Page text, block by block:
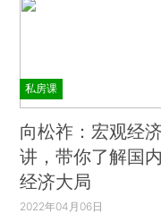
私房课
向松祚：宏观经
讲，带你了解国
经济大局
2022年04月06日